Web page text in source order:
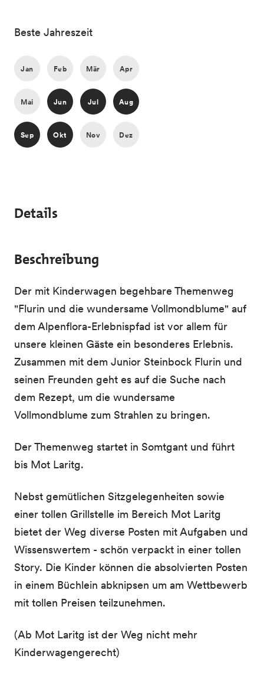
Beste Jahreszeit
Jan Feb Mär Apr
Mai Jun Jul Aug
Sep Okt Nov Dez
Details
Beschreibung
Der mit Kinderwagen begehbare Themenweg
"Flurin und die wundersame Vollmondblume" auf
dem Alpenflora-Erlebnispfad ist vor allem für
unsere kleinen Gäste ein besonderes Erlebnis.
Zusammen mit dem Junior Steinbock Flurin und
seinen Freunden geht es auf die Suche nach
dem Rezept, um die wundersame
Vollmondblume zum Strahlen zu bringen.
Der Themenweg startet in Somtgant und führt
bis Mot Laritg.
Nebst gemütlichen Sitzgelegenheiten sowie
einer tollen Grillstelle im Bereich Mot Laritg
bietet der Weg diverse Posten mit Aufgaben und
Wissenswertem - schön verpackt in einer tollen
Story. Die Kinder können die absolvierten Posten
in einem Büchlein abknipsen um am Wettbewerb
mit tollen Preisen teilzunehmen.
(Ab Mot Laritg ist der Weg nicht mehr
Kinderwagengerecht)